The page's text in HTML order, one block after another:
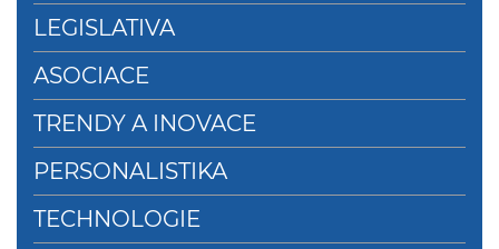
LEGISLATIVA
ASOCIACE
TRENDY A INOVACE
PERSONALISTIKA
TECHNOLOGIE